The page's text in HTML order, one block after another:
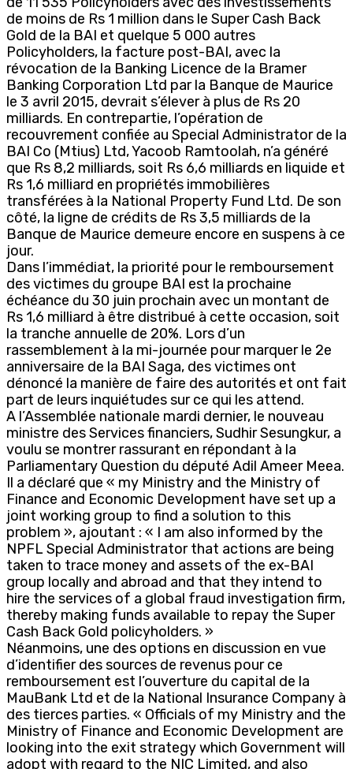
de moins de Rs 1 million dans le Super Cash Back
Gold de la BAI et quelque 5 000 autres
Policyholders, la facture post-BAI, avec la
révocation de la Banking Licence de la Bramer
Banking Corporation Ltd par la Banque de Maurice
le 3 avril 2015, devrait s’élever à plus de Rs 20
milliards. En contrepartie, l’opération de
recouvrement confiée au Special Administrator de la
BAI Co (Mtius) Ltd, Yacoob Ramtoolah, n’a généré
que Rs 8,2 milliards, soit Rs 6,6 milliards en liquide et
Rs 1,6 milliard en propriétés immobilières
transférées à la National Property Fund Ltd. De son
côté, la ligne de crédits de Rs 3,5 milliards de la
Banque de Maurice demeure encore en suspens à ce
jour.
Dans l’immédiat, la priorité pour le remboursement
des victimes du groupe BAI est la prochaine
échéance du 30 juin prochain avec un montant de
Rs 1,6 milliard à être distribué à cette occasion, soit
la tranche annuelle de 20%. Lors d’un
rassemblement à la mi-journée pour marquer le 2e
anniversaire de la BAI Saga, des victimes ont
dénoncé la manière de faire des autorités et ont fait
part de leurs inquiétudes sur ce qui les attend.
A l’Assemblée nationale mardi dernier, le nouveau
ministre des Services financiers, Sudhir Sesungkur, a
voulu se montrer rassurant en répondant à la
Parliamentary Question du député Adil Ameer Meea.
Il a déclaré que « my Ministry and the Ministry of
Finance and Economic Development have set up a
joint working group to find a solution to this
problem », ajoutant : « I am also informed by the
NPFL Special Administrator that actions are being
taken to trace money and assets of the ex-BAI
group locally and abroad and that they intend to
hire the services of a global fraud investigation firm,
thereby making funds available to repay the Super
Cash Back Gold policyholders. »
Néanmoins, une des options en discussion en vue
d’identifier des sources de revenus pour ce
remboursement est l’ouverture du capital de la
MauBank Ltd et de la National Insurance Company à
des tierces parties. « Officials of my Ministry and the
Ministry of Finance and Economic Development are
looking into the exit strategy which Government will
adopt with regard to the NIC Limited, and also